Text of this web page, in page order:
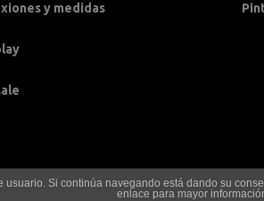
y medidas
Si continúa navegando está dando su
enlace para mayor